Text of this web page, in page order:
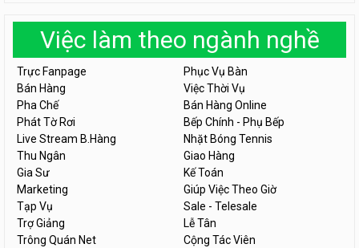
Việc làm theo ngành nghề
Trực Fanpage
Phục Vụ Bàn
Bán Hàng
Việc Thời Vụ
Pha Chế
Bán Hàng Online
Phát Tờ Rơi
Bếp Chính - Phụ Bếp
Live Stream B.Hàng
Nhặt Bóng Tennis
Thu Ngân
Giao Hàng
Gia Sư
Kế Toán
Marketing
Giúp Việc Theo Giờ
Tạp Vụ
Sale - Telesale
Trợ Giảng
Lễ Tân
Trông Quán Net
Cộng Tác Viên